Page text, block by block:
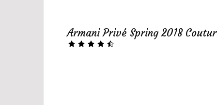
Armani Privé Spring 2018